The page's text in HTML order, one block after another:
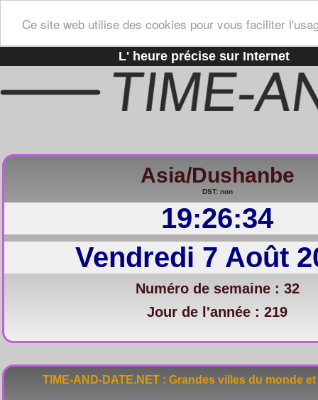
Ce site web utilise des cookies pour vous faciliter
L' heure précise sur Internet
Asia/Dushanbe
DST: non
19:26:35
Vendredi 7 Août
Numéro de semaine : 32
Jour de l'année : 219
TIME-AND-DATE.NET : Grandes villes du